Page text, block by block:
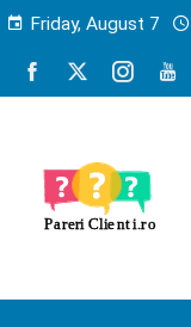
Friday, August 7